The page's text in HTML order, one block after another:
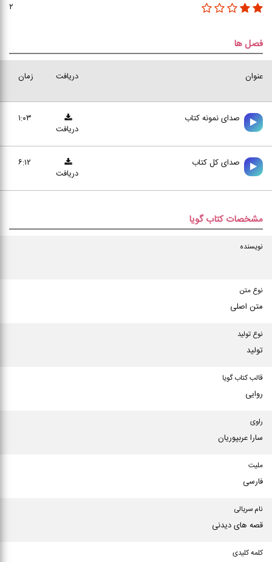
۲
فصل ها
عنوان زمان دریافت
صدای نمونه کتاب
۱:۰۳
دریافت
صدای کل کتاب
۶:۱۲
دریافت
مشخصات کتاب گویا
نویسنده
نوع متن
متن اصلی
نوع تولید
تولید
قالب کتاب گویا
روایی
راوی
سارا عربپوریان
ملیت
فارسی
نام سریالی
قصه های دیدنی
کلمه کلیدی